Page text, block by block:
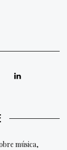
música,